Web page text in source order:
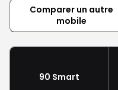
Comparer un autre
mobile
90 Smart